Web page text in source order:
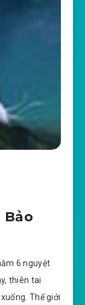
Bảo
6 nguyệt
thiên tai
Thế giới